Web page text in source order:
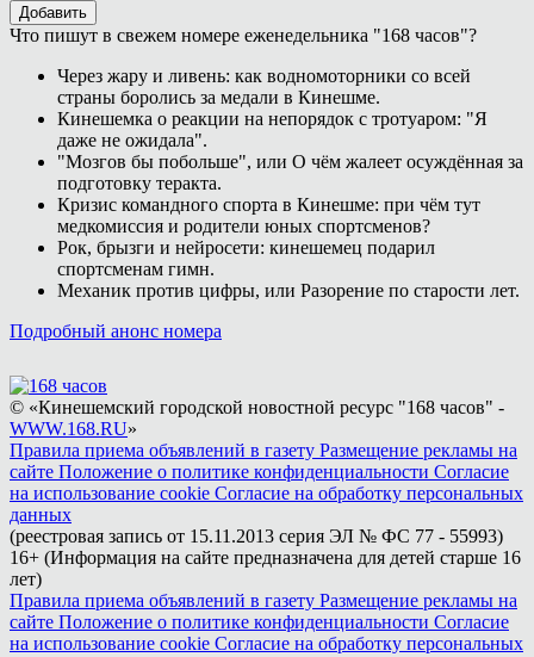
Добавить
Что пишут в свежем номере еженедельника "168 часов"?
Через жару и ливень: как водномоторники со всей
страны боролись за медали в Кинешме.
Кинешемка о реакции на непорядок с тротуаром: "Я
даже не ожидала".
"Мозгов бы побольше", или О чём жалеет осуждённая за
подготовку теракта.
Кризис командного спорта в Кинешме: при чём тут
медкомиссия и родители юных спортсменов?
Рок, брызги и нейросети: кинешемец подарил
спортсменам гимн.
Механик против цифры, или Разорение по старости лет.
Подробный анонс номера
© «Кинешемский городской новостной ресурс "168 часов" -
WWW.168.RU»
Правила приема объявлений в газету Размещение рекламы на
сайте Положение о политике конфиденциальности Согласие
на использование cookie Согласие на обработку персональных
данных
(реестровая запись от 15.11.2013 серия ЭЛ № ФС 77 - 55993)
16+ (Информация на сайте предназначена для детей старше 16
лет)
Правила приема объявлений в газету Размещение рекламы на
сайте Положение о политике конфиденциальности Согласие
на использование cookie Согласие на обработку персональных